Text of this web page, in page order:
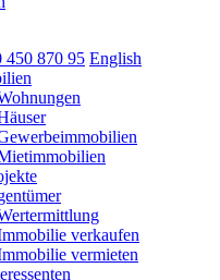
450 870 95 English
verkaufen
vermieten